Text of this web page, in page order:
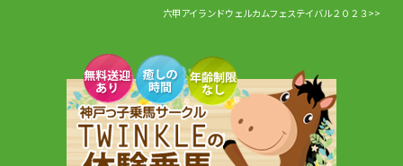
六甲アイランドウェルカムフェステイバル２０２３